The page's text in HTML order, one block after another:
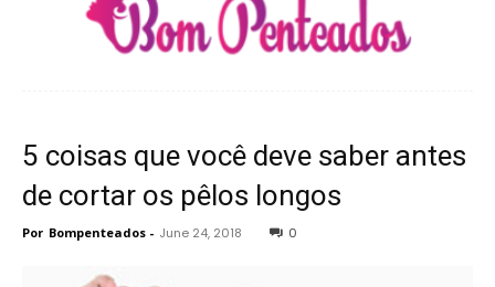
5 coisas que você deve saber antes
de cortar os pêlos longos
Por Bompenteados - June 24, 2018 0